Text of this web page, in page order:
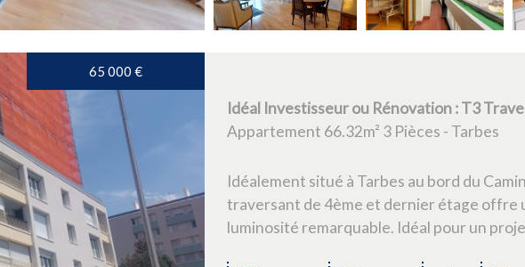
65 000 €
Idéal Investisseur ou Rénovation : T3
Appartement 66.32m² 3 Pièces - Tarbes
Idéalement situé à Tarbes au bord du
traversant de 4ème et dernier étage offre
luminosité remarquable. Idéal pour un